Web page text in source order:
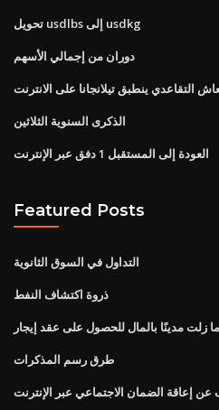
تحويل usdlbs إلى usdkg
دوران من إجمالي الأسهم
التقاعدي ينطبق تيلانجانا على الانترنت
الذكرى السنوية الثلاثين
العودة إلى المستقبل 1 دفق عبر الإنترنت
Featured Posts
التداول في السوق الثانوية
ذروة اكتشاف النفط
مدينًا بالمال للحصول على عقد إيجار
طرق رسم المذكرات
عن إعاقة الضمان الاجتماعي عبر الإنترنت